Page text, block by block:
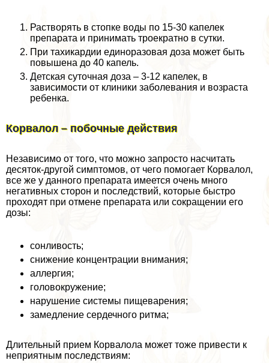
Растворять в стопке воды по 15-30 капелек
препарата и принимать троекратно в сутки.
При тахикардии единоразовая доза может быть
повышена до 40 капель.
Детская суточная доза – 3-12 капелек, в
зависимости от клиники заболевания и возраста
ребенка.
Корвалол – побочные действия
Независимо от того, что можно запросто насчитать
десяток-другой симптомов, от чего помогает Корвалол,
все же у данного препарата имеется очень много
негативных сторон и последствий, которые быстро
проходят при отмене препарата или сокращении его
дозы:
сонливость;
снижение концентрации внимания;
аллергия;
головокружение;
нарушение системы пищеварения;
замедление сердечного ритма;
Длительный прием Корвалола может тоже привести к
неприятным последствиям: